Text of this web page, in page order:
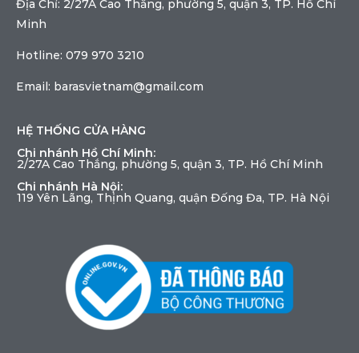
Địa Chỉ: 2/27A Cao Thắng, phường 5, quận 3, TP. Hồ Chí
Minh
Hotline: 079 970 3210
Email: barasvietnam@gmail.com
HỆ THỐNG CỬA HÀNG
Chi nhánh Hồ Chí Minh:
2/27A Cao Thắng, phường 5, quận 3, TP. Hồ Chí Minh
Chi nhánh Hà Nội:
119 Yên Lãng, Thịnh Quang, quận Đống Đa, TP. Hà Nội